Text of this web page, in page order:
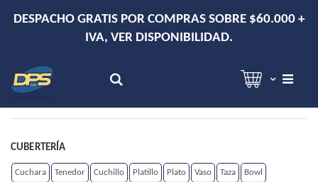
DESPACHO GRATIS POR COMPRAS SOBRE $60.000 +
IVA, VER DISPONIBILIDAD.
Hola!
CUBERTERÍA
Cuchara Tenedor Cuchillo Platillo Plato Vaso Taza Bowl